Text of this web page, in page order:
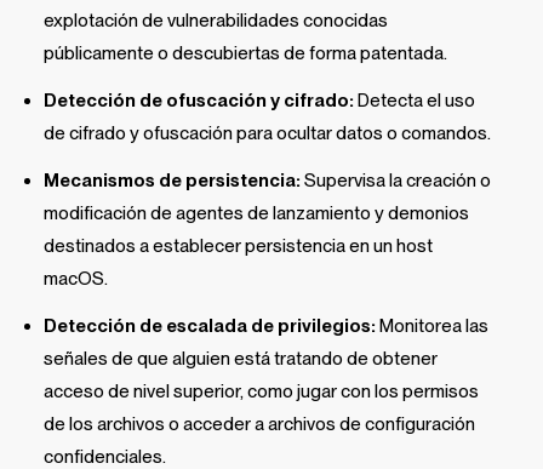
explotación de vulnerabilidades conocidas
públicamente o descubiertas de forma patentada.
Detección de ofuscación y cifrado:Detecta el uso
de cifrado y ofuscación para ocultar datos o comandos.
Mecanismos de persistencia:Supervisa la creación o
modificación de agentes de lanzamiento y demonios
destinados a establecer persistencia en un host
macOS.
Detección de escalada de privilegios:Monitorea las
señales de que alguien está tratando de obtener
acceso de nivel superior, como jugar con los permisos
de los archivos o acceder a archivos de configuración
confidenciales.